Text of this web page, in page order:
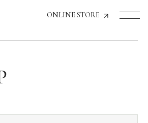
ONLINE STORE
飲食店経営のお客様